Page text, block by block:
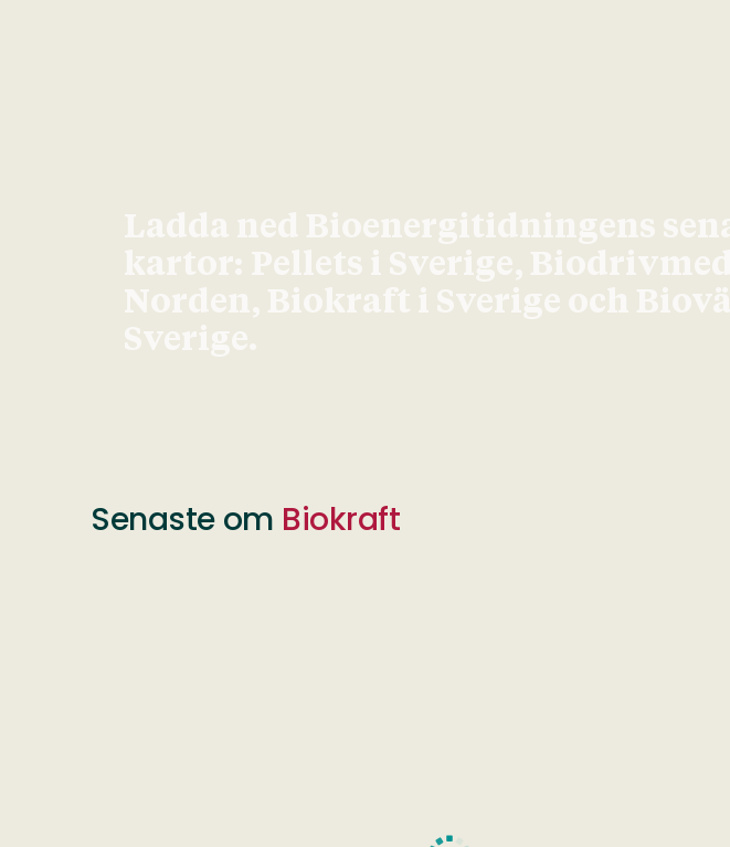
Ladda ned Bioenergitidningens
kartor: Pellets i Sverige,
Norden, Biokraft i Sverige och
Sverige.
Senaste om Biokraft